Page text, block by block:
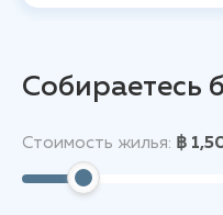
Собираетесь
Стоимость жилья: ฿